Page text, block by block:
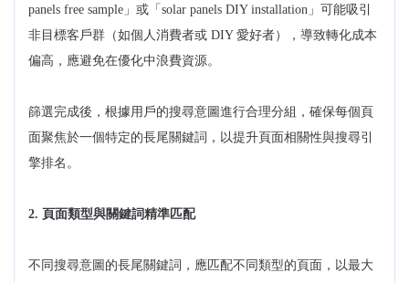
panels free sample」或「solar panels DIY installation」可能吸引
非目標客戶群（如個人消費者或 DIY 愛好者），導致轉化成本
偏高，應避免在優化中浪費資源。
篩選完成後，根據用戶的搜尋意圖進行合理分組，確保每個頁
面聚焦於一個特定的長尾關鍵詞，以提升頁面相關性與搜尋引
擎排名。
2. 頁面類型與關鍵詞精準匹配
不同搜尋意圖的長尾關鍵詞，應匹配不同類型的頁面，以最大